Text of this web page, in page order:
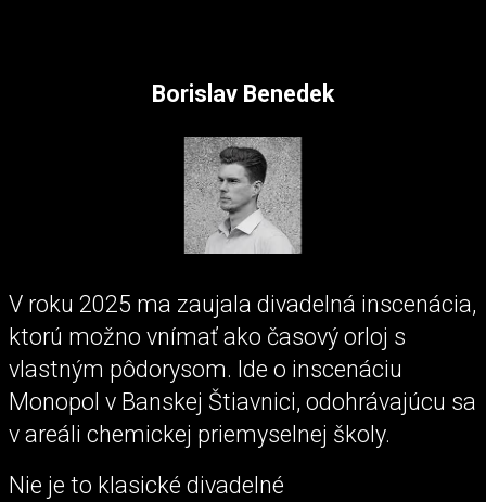
Borislav Benedek
V roku 2025 ma zaujala divadelná inscenácia,
ktorú možno vnímať ako časový orloj s
vlastným pôdorysom. Ide o inscenáciu
Monopol v Banskej Štiavnici, odohrávajúcu sa
v areáli chemickej priemyselnej školy.
Nie je to klasické divadelné